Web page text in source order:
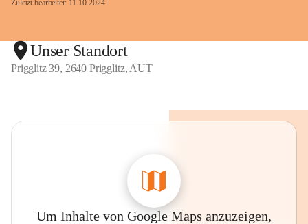
Zuletzt bearbeitet: 11.10.2024
Unser Standort
Prigglitz 39, 2640 Prigglitz, AUT
Um Inhalte von Google Maps anzuzeigen,